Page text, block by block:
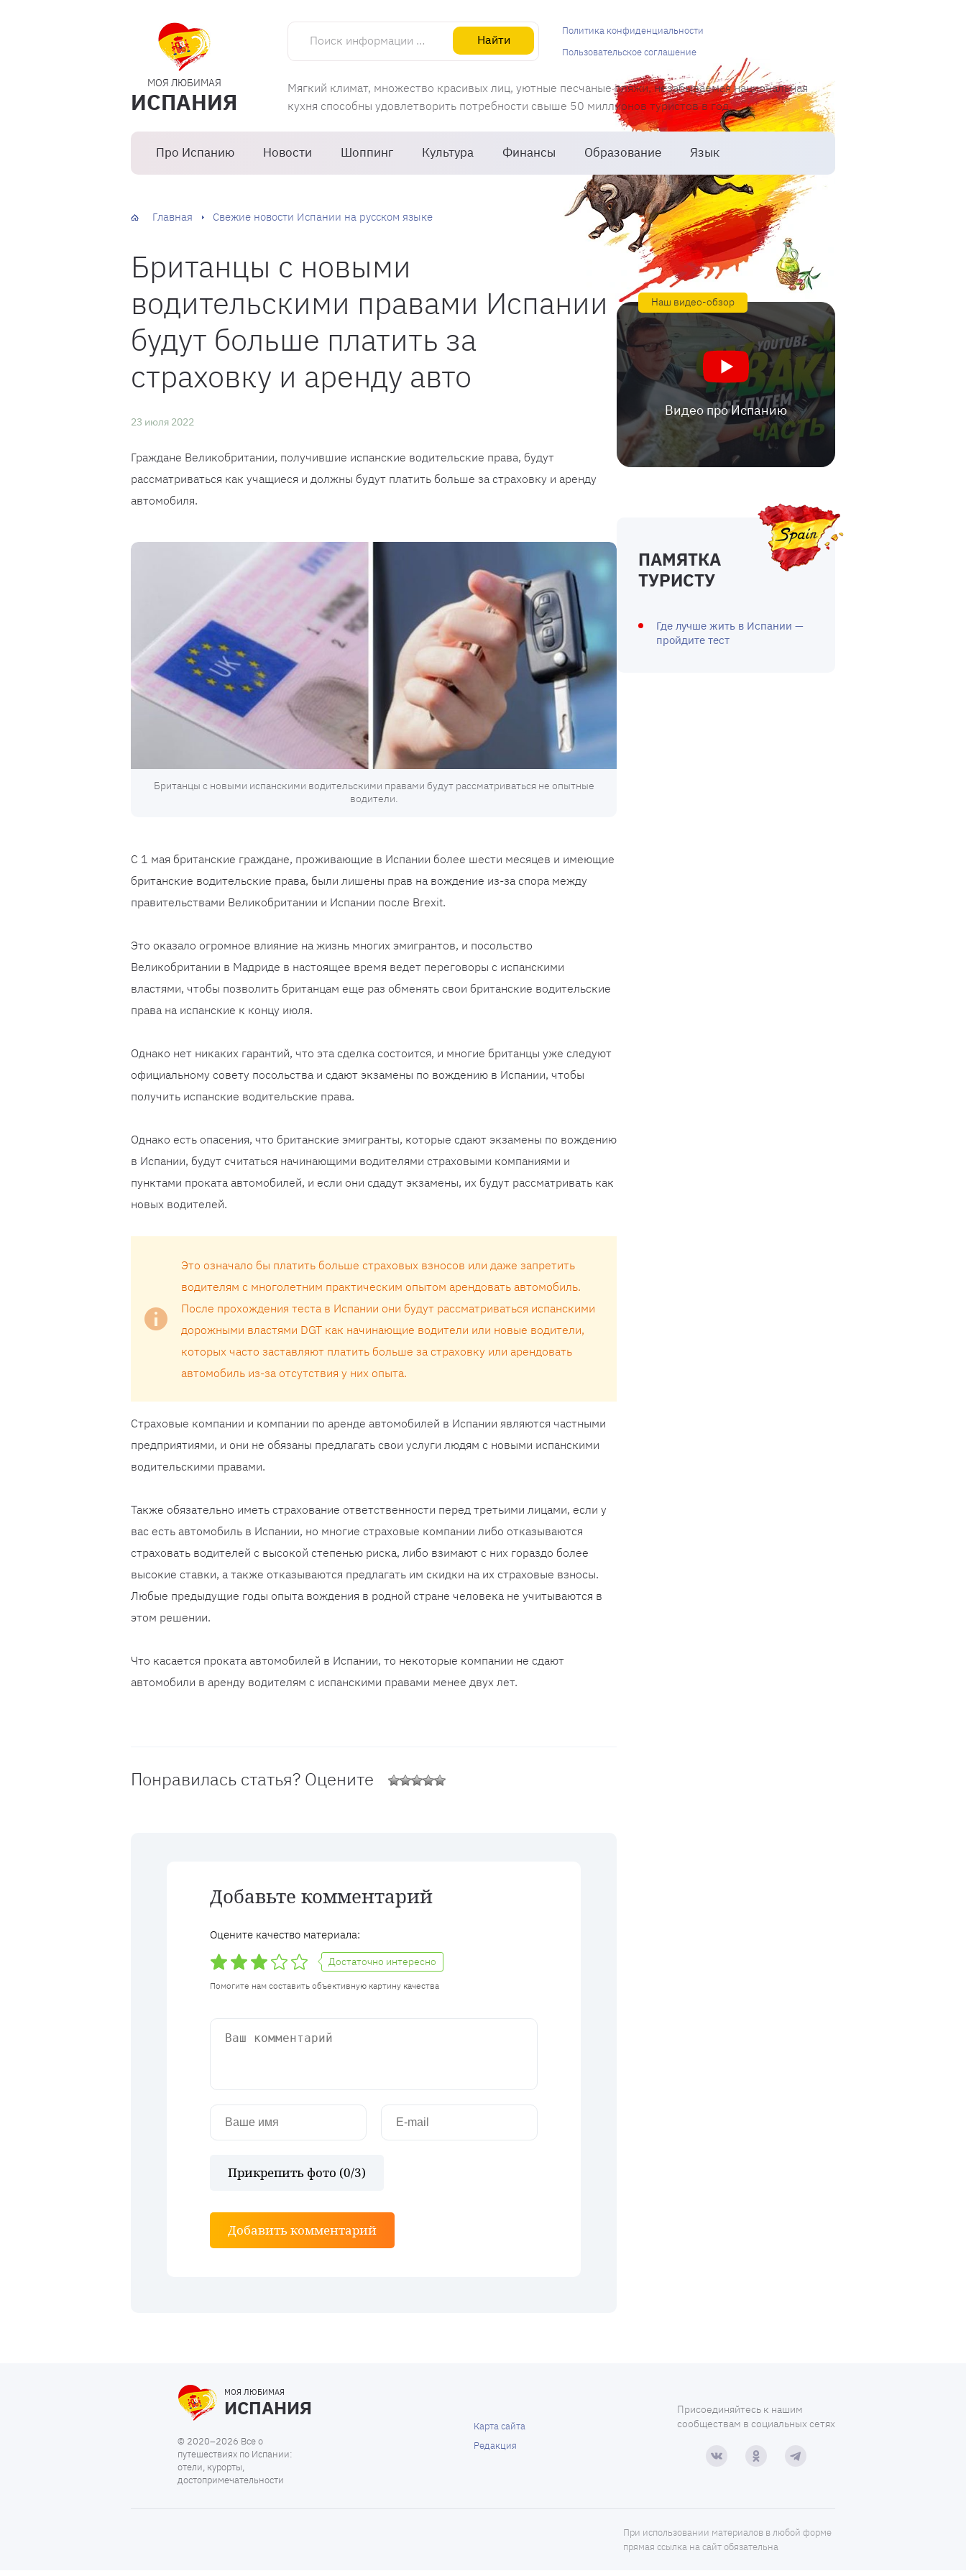
МОЯ ЛЮБИМАЯ
ИСПАНИЯ
Поиск информации об Испании
Найти
Мягкий климат, множество красивых лиц, уютные песчаные пляжи, незабываемая национальная
кухня способны удовлетворить потребности свыше 50 миллионов туристов в год.
Про Испанию Новости Шоппинг Культура Финансы Образование Язык
Политика конфиденциальности
Пользовательское соглашение
Главная Свежие новости Испании на русском языке
Британцы с новыми
водительскими правами Испании
будут больше платить за
страховку и аренду авто
23 июля 2022
Граждане Великобритании, получившие испанские водительские права, будут
рассматриваться как учащиеся и должны будут платить больше за страховку и аренду
автомобиля.
Британцы с новыми испанскими водительскими правами будут рассматриваться не опытные
водители.
С 1 мая британские граждане, проживающие в Испании более шести месяцев и имеющие
британские водительские права, были лишены прав на вождение из-за спора между
правительствами Великобритании и Испании после Brexit.
Это оказало огромное влияние на жизнь многих эмигрантов, и посольство
Великобритании в Мадриде в настоящее время ведет переговоры с испанскими
властями, чтобы позволить британцам еще раз обменять свои британские водительские
права на испанские к концу июля.
Однако нет никаких гарантий, что эта сделка состоится, и многие британцы уже следуют
официальному совету посольства и сдают экзамены по вождению в Испании, чтобы
получить испанские водительские права.
Однако есть опасения, что британские эмигранты, которые сдают экзамены по вождению
в Испании, будут считаться начинающими водителями страховыми компаниями и
пунктами проката автомобилей, и если они сдадут экзамены, их будут рассматривать как
новых водителей.
Это означало бы платить больше страховых взносов или даже запретить
водителям с многолетним практическим опытом арендовать автомобиль.
После прохождения теста в Испании они будут рассматриваться испанскими
дорожными властями DGT как начинающие водители или новые водители,
которых часто заставляют платить больше за страховку или арендовать
автомобиль из-за отсутствия у них опыта.
Страховые компании и компании по аренде автомобилей в Испании являются частными
предприятиями, и они не обязаны предлагать свои услуги людям с новыми испанскими
водительскими правами.
Также обязательно иметь страхование ответственности перед третьими лицами, если у
вас есть автомобиль в Испании, но многие страховые компании либо отказываются
страховать водителей с высокой степенью риска, либо взимают с них гораздо более
высокие ставки, а также отказываются предлагать им скидки на их страховые взносы.
Любые предыдущие годы опыта вождения в родной стране человека не учитываются в
этом решении.
Что касается проката автомобилей в Испании, то некоторые компании не сдают
автомобили в аренду водителям с испанскими правами менее двух лет.
Понравилась статья? Оцените
Добавьте комментарий
Оцените качество материала:
Достаточно интересно
Помогите нам составить объективную картину качества
Прикрепить фото (0/3)
Добавить комментарий
Наш видео-обзор
Видео про Испанию
ПАМЯТКА
ТУРИСТУ
Где лучше жить в Испании —
пройдите тест
МОЯ ЛЮБИМАЯ
ИСПАНИЯ
© 2020–2026 Все о
путешествиях по Испании:
отели, курорты,
достопримечательности
Карта сайта
Редакция
Присоединяйтесь к нашим
сообществам в социальных сетях
При использовании материалов в любой форме
прямая ссылка на сайт обязательна